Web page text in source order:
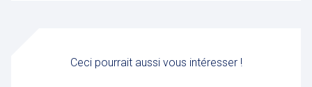
Ceci pourrait aussi vous intéresser !